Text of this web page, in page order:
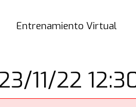
Entrenamiento Virtual
11/22